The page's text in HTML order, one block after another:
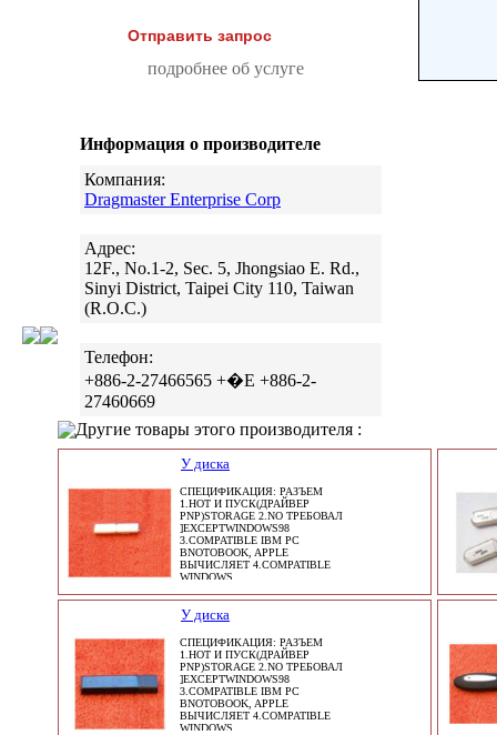
Отправить запрос
подробнее об услуге
Информация о производителе
Компания:
Dragmaster Enterprise Corp
Адрес:
12F., No.1-2, Sec. 5, Jhongsiao E. Rd.,
Sinyi District, Taipei City 110, Taiwan
(R.O.C.)
Телефон:
+886-2-27466565 +�E +886-2-
27460669
Другие товары этого производителя :
У диска
СПЕЦИФИКАЦИЯ: РАЗЪЕМ
1.HOT И ПУСК(ДРАЙВЕР
PNP)STORAGE 2.NO ТРЕБОВАЛ
]EXCEPTWINDOWS98
3.COMPATIBLE IBM PC
BNOTOBOOK, APPLE
ВЫЧИСЛЯЕТ 4.COMPATIBLE
WINDOWS
У диска
СПЕЦИФИКАЦИЯ: РАЗЪЕМ
1.HOT И ПУСК(ДРАЙВЕР
PNP)STORAGE 2.NO ТРЕБОВАЛ
]EXCEPTWINDOWS98
3.COMPATIBLE IBM PC
BNOTOBOOK, APPLE
ВЫЧИСЛЯЕТ 4.COMPATIBLE
WINDOWS